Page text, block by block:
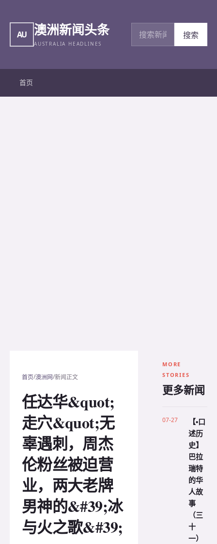
AU 澳洲新闻头条
AUSTRALIA HEADLINES
搜索新闻
搜索
首页
首页/澳洲网/新闻正文
任达华&quot;
走穴&quot;无
辜遇刺，周杰
伦粉丝被迫营
业，两大老牌
男神的&#39;冰
与火之歌&#39;
MORE
STORIES
更多新闻
07-27
【•口
述历
史】
巴拉
瑞特
的华
人故
事
（三
十
一）